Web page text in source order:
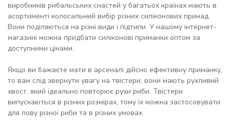
виробників рибальських снастей у багатьох країнах мають в
асортименті колосальний вибір різних силіконових принад.
Вони поділяються на різні види і підтипи. У нашому інтернет-
магазині можна придбати силіконові приманки оптом за
доступними цінами.
Якщо ви бажаєте мати в арсеналі дійсно ефективну приманку,
то вам слід звернути увагу на твістери, вони мають рухливий
хвост, який ідеально повторює рухи риби. Твістери
випускаються в різних розмірах, тому їх можна застосовувати
для лову різної риби та в різних умовах.